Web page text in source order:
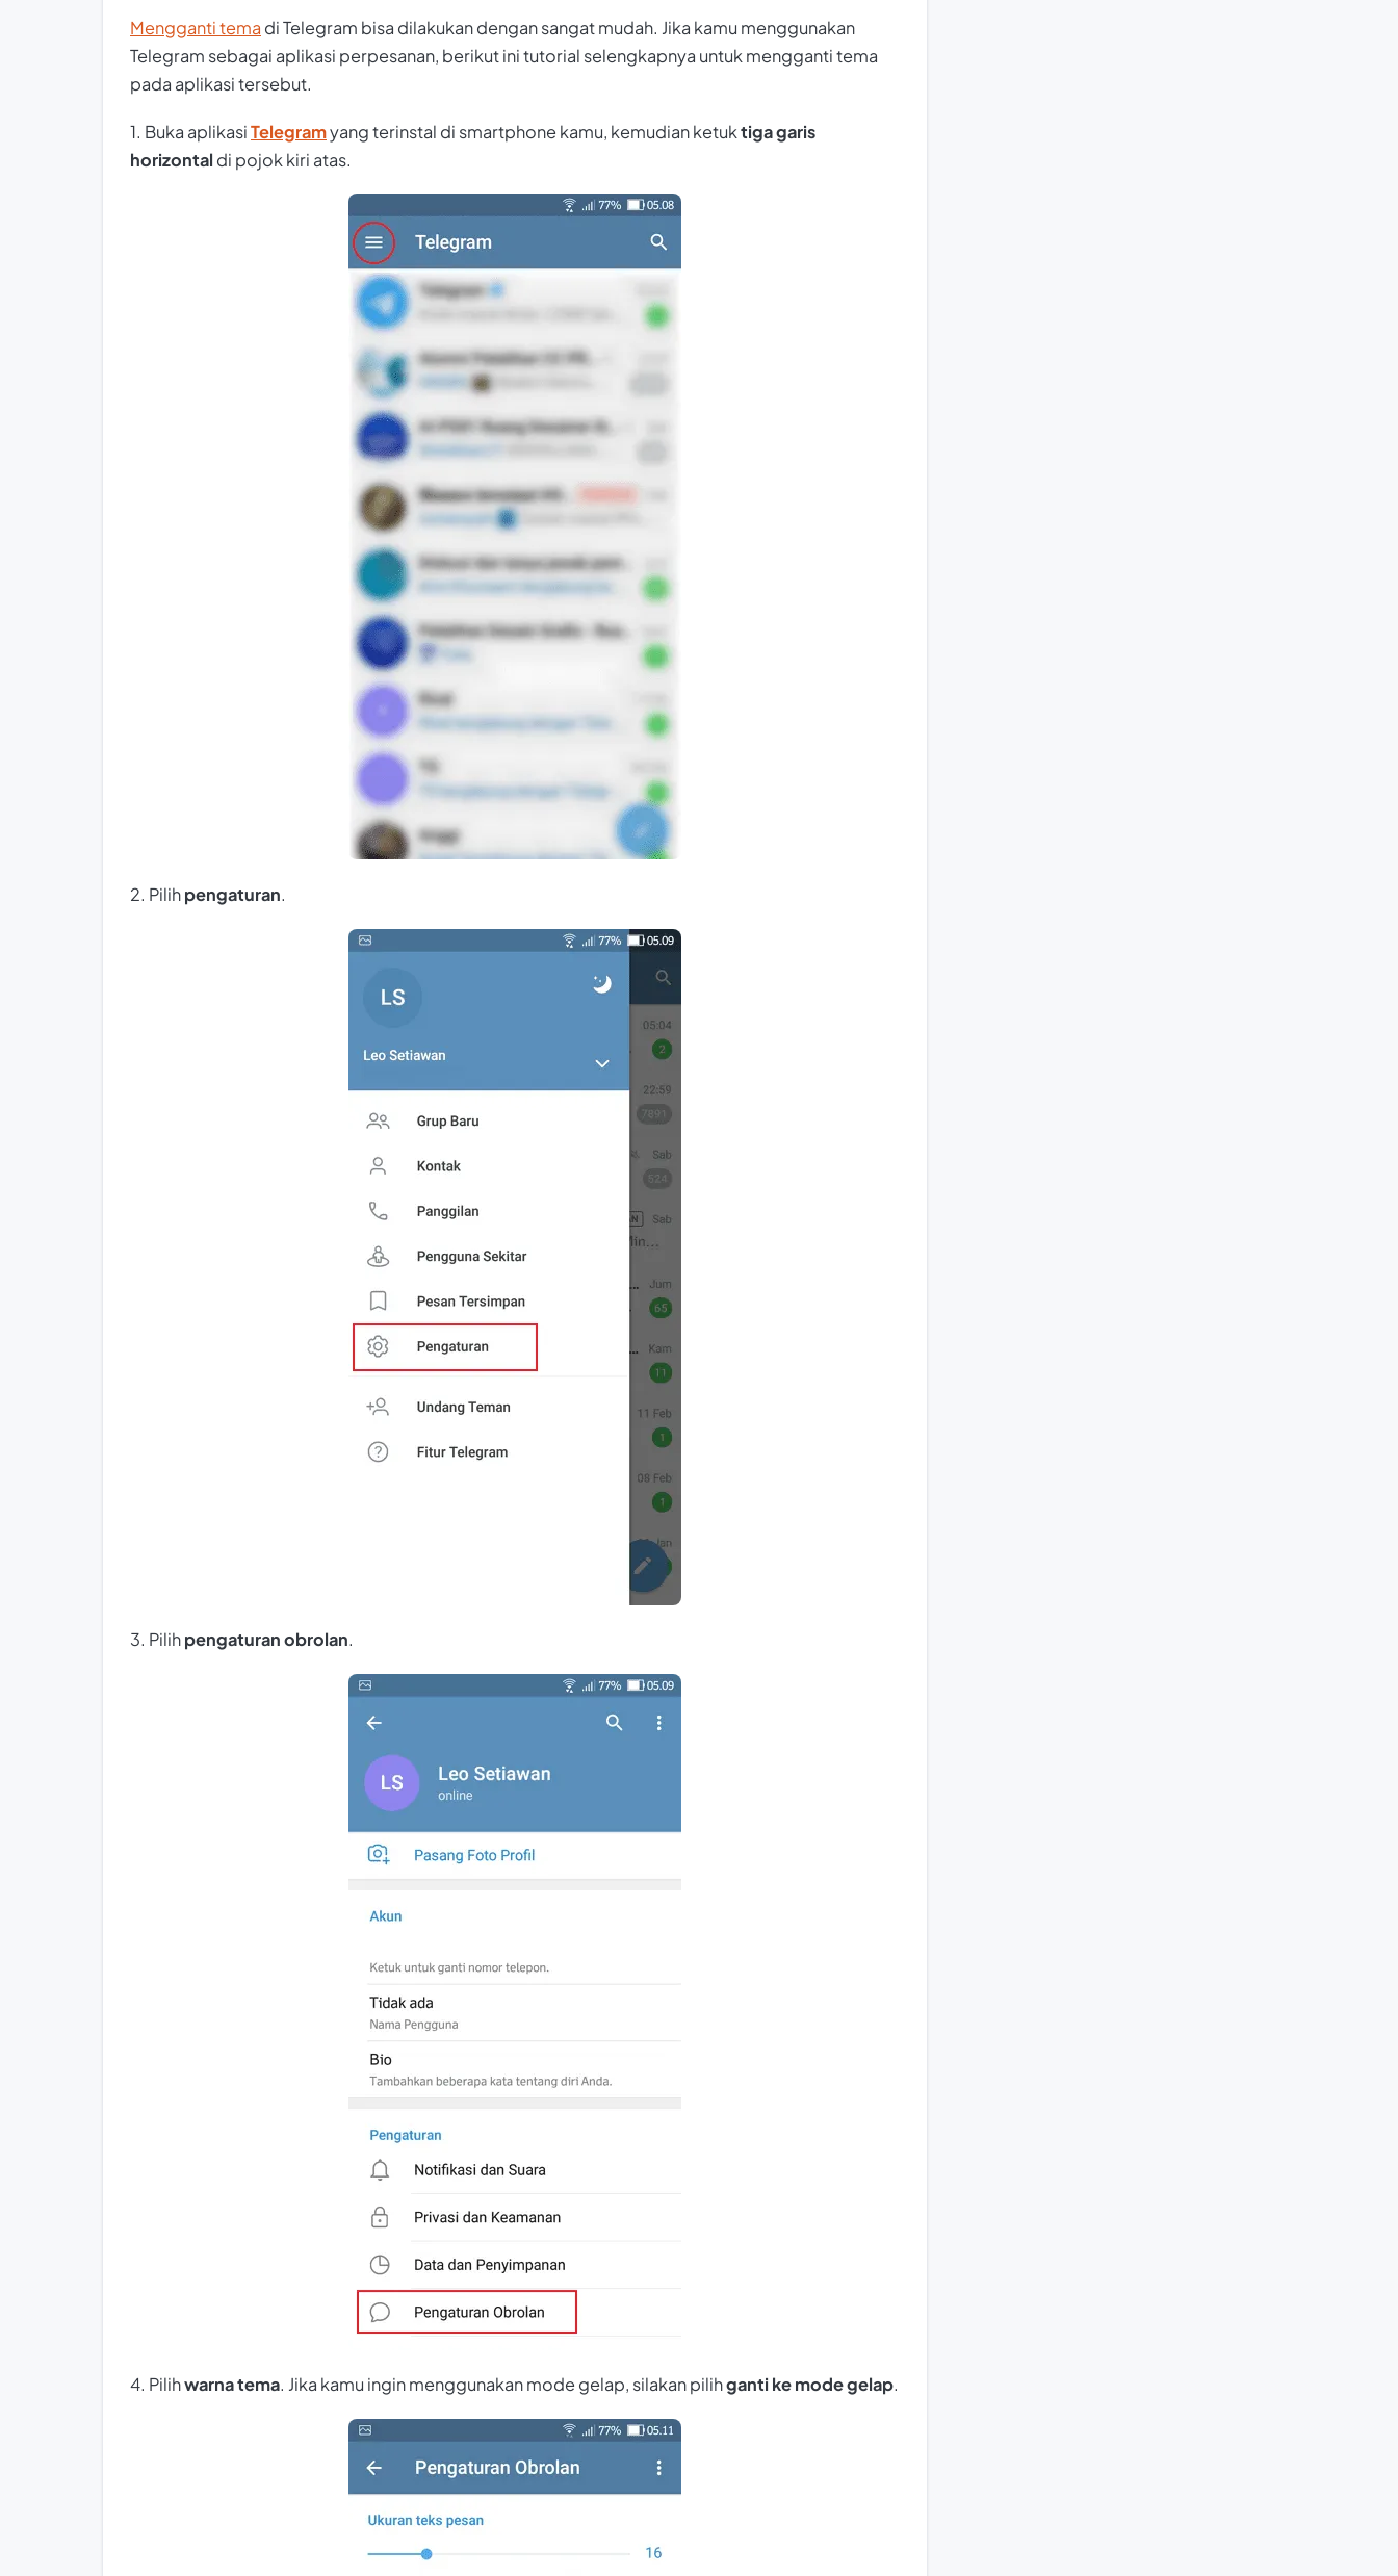
Mengganti tema di Telegram bisa dilakukan dengan sangat mudah. Jika kamu menggunakan
Telegram sebagai aplikasi perpesanan, berikut ini tutorial selengkapnya untuk mengganti tema
pada aplikasi tersebut.
1. Buka aplikasiTelegramyang terinstal di smartphone kamu, kemudian ketuktiga garis
horizontaldi pojok kiri atas.
2. Pilihpengaturan.
3. Pilihpengaturan obrolan.
4. Pilihwarna tema. Jika kamu ingin menggunakan mode gelap, silakan pilihganti ke mode gelap.